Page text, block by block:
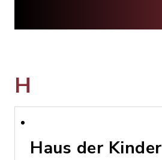
H
Haus der Kinder